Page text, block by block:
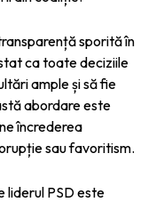
sporită în
ca toate deciziile
ample și să fie
abordare este
încrederea
sau favoritism.
liderul PSD este